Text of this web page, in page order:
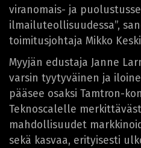
viranomais- ja
ilmailuteollisuudessa”,
toimitusjohtaja Mikko
Myyjän edustaja Janne
varsin tyytyväinen ja
pääsee osaksi Tamtron-
Teknoscalelle
mahdollisuudet
sekä kasvaa, erityisesti